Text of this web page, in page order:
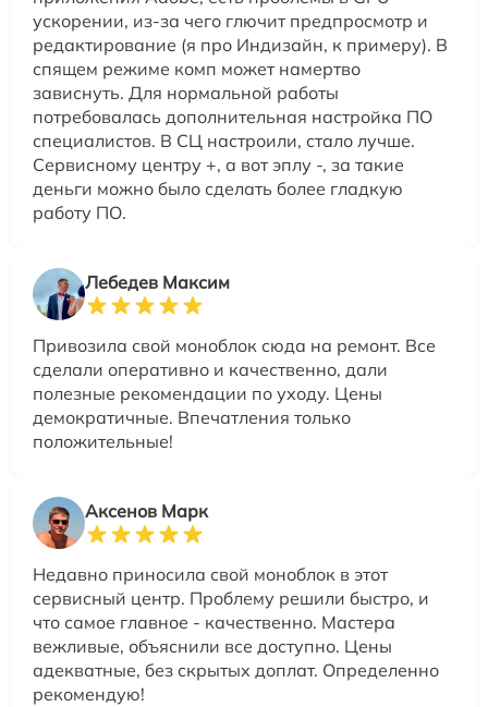
ускорении, из-за чего глючит предпросмотр и
редактирование (я про Индизайн, к примеру). В
спящем режиме комп может намертво
зависнуть. Для нормальной работы
потребовалась дополнительная настройка ПО
специалистов. В СЦ настроили, стало лучше.
Сервисному центру +, а вот эплу -, за такие
деньги можно было сделать более гладкую
работу ПО.
Лебедев Максим
Привозила свой моноблок сюда на ремонт. Все
сделали оперативно и качественно, дали
полезные рекомендации по уходу. Цены
демократичные. Впечатления только
положительные!
Аксенов Марк
Недавно приносила свой моноблок в этот
сервисный центр. Проблему решили быстро, и
что самое главное - качественно. Мастера
вежливые, объяснили все доступно. Цены
адекватные, без скрытых доплат. Определенно
рекомендую!